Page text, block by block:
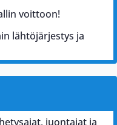
voittoon!
lähtöjärjestys ja
juontajat ja